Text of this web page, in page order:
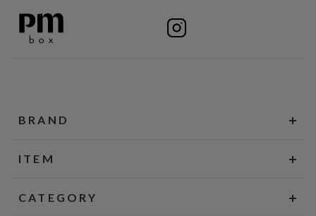
BRAND
ITEM
CATEGORY